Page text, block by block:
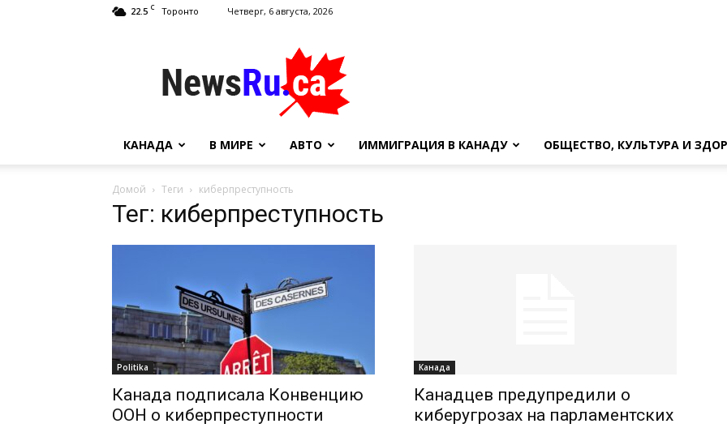
22.5 C Торонто Четверг, 6 августа, 2026
NewsRu.Ca
КАНАДА В МИРЕ АВТО ИММИГРАЦИЯ В КАНАДУ ОБЩЕСТВО, КУЛЬТУРА И
Домой Теги киберпреступность
Тег: киберпреступность
Politika
Канада подписала Конвенцию
ООН о киберпреступности
Канада
Канадцев предупредили о
киберугрозах на парламентских